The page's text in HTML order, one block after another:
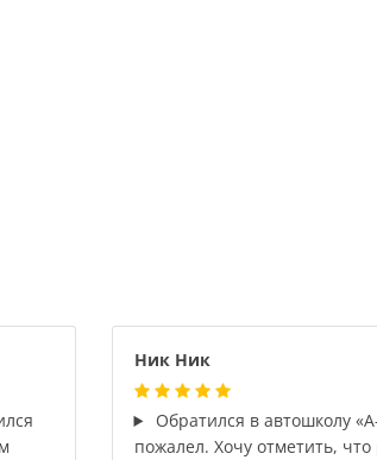
Ник Ник
Обратился в автошколу
пожалел. Хочу отметить,